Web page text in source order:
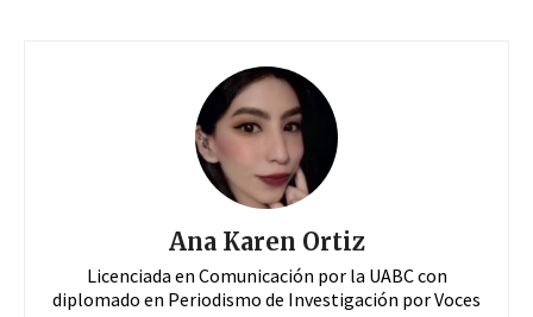
Ana Karen Ortiz
Licenciada en Comunicación por la UABC con
diplomado en Periodismo de Investigación por Voces